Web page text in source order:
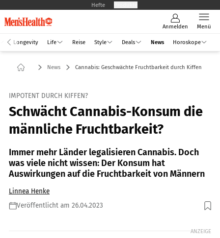
Hefte
Anmelden Menü
Longevity Life Reise Style Deals News Horoskope
News Cannabis: Geschwächte Fruchtbarkeit durch Kiffen
IMPOTENT DURCH KIFFEN?
Schwächt Cannabis-Konsum die
männliche Fruchtbarkeit?
Immer mehr Länder legalisieren Cannabis. Doch
was viele nicht wissen: Der Konsum hat
Auswirkungen auf die Fruchtbarkeit von Männern
Linnea Henke
Veröffentlicht am 26.04.2023
Foto: guruXOX / shutterstock.com
ANZEIGE